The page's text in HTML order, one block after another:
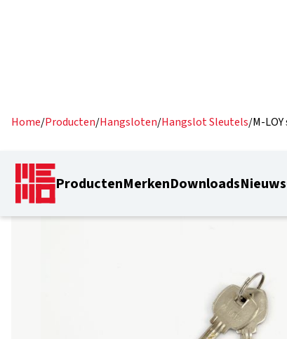
ProductenMerkenDownloadsNieuws
Home/Producten/Hangsloten/Hangslot Sleutels/M-